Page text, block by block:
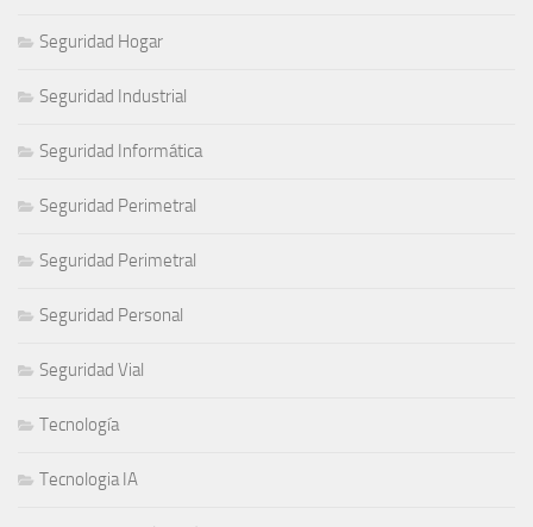
Seguridad Hogar
Seguridad Industrial
Seguridad Informática
Seguridad Perimetral
Seguridad Perimetral
Seguridad Personal
Seguridad Vial
Tecnología
Tecnologia IA